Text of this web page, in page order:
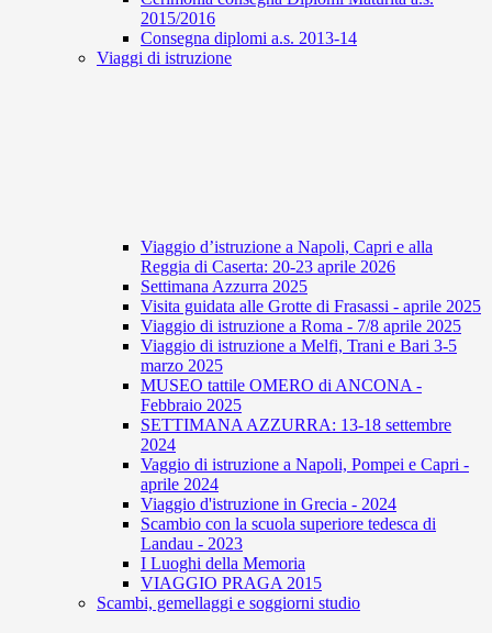
2015/2016
Consegna diplomi a.s. 2013-14
Viaggi di istruzione
Viaggio d’istruzione a Napoli, Capri e alla
Reggia di Caserta: 20-23 aprile 2026
Settimana Azzurra 2025
Visita guidata alle Grotte di Frasassi - aprile 2025
Viaggio di istruzione a Roma - 7/8 aprile 2025
Viaggio di istruzione a Melfi, Trani e Bari 3-5
marzo 2025
MUSEO tattile OMERO di ANCONA -
Febbraio 2025
SETTIMANA AZZURRA: 13-18 settembre
2024
Vaggio di istruzione a Napoli, Pompei e Capri -
aprile 2024
Viaggio d'istruzione in Grecia - 2024
Scambio con la scuola superiore tedesca di
Landau - 2023
I Luoghi della Memoria
VIAGGIO PRAGA 2015
Scambi, gemellaggi e soggiorni studio